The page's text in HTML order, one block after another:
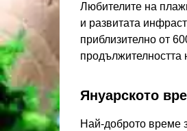
Любителите на
и развитата
приблизително от
продължителността
Януарското
Най-доброто време